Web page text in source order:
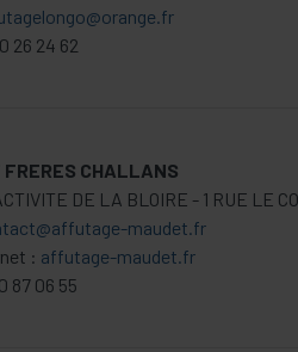
26 24 62
FRERES CHALLANS
DE LA BLOIRE - 1 RUE LE
maudet.fr
: affutage-maudet.fr
87 06 55